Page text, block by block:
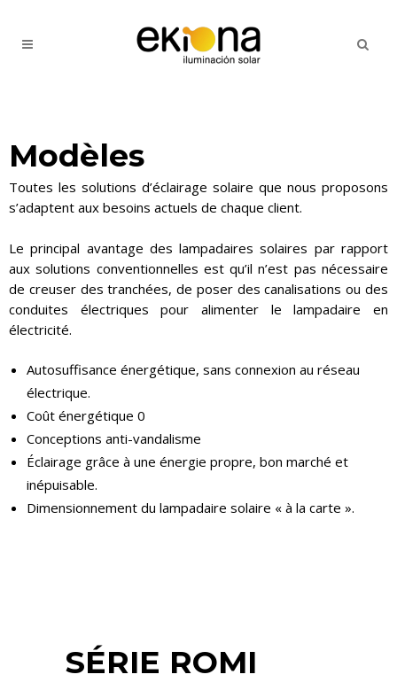
Modèles
Toutes les solutions d’éclairage solaire que nous proposons
s’adaptent aux besoins actuels de chaque client.
Le principal avantage des lampadaires solaires par rapport
aux solutions conventionnelles est qu’il n’est pas nécessaire
de creuser des tranchées, de poser des canalisations ou des
conduites électriques pour alimenter le lampadaire en
électricité.
Autosuffisance énergétique, sans connexion au réseau
électrique.
Coût énergétique 0
Conceptions anti-vandalisme
Éclairage grâce à une énergie propre, bon marché et
inépuisable.
Dimensionnement du lampadaire solaire « à la carte ».
SÉRIE ROMI